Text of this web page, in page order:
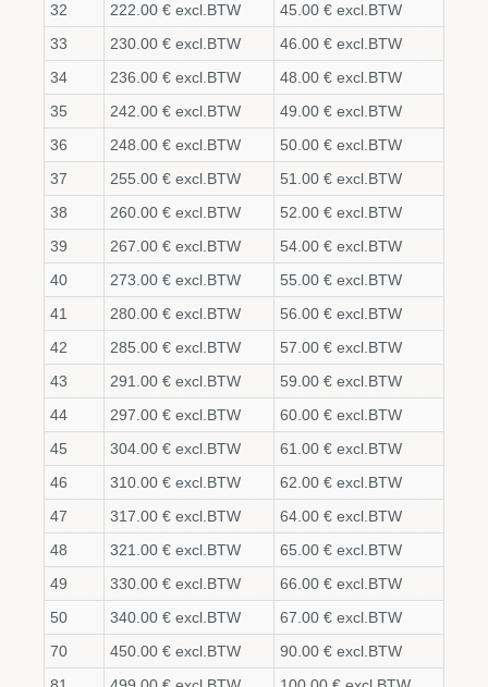
32
222.00 € excl.BTW
45.00 € excl.BTW
33
230.00 € excl.BTW
46.00 € excl.BTW
34
236.00 € excl.BTW
48.00 € excl.BTW
35
242.00 € excl.BTW
49.00 € excl.BTW
36
248.00 € excl.BTW
50.00 € excl.BTW
37
255.00 € excl.BTW
51.00 € excl.BTW
38
260.00 € excl.BTW
52.00 € excl.BTW
39
267.00 € excl.BTW
54.00 € excl.BTW
40
273.00 € excl.BTW
55.00 € excl.BTW
41
280.00 € excl.BTW
56.00 € excl.BTW
42
285.00 € excl.BTW
57.00 € excl.BTW
43
291.00 € excl.BTW
59.00 € excl.BTW
44
297.00 € excl.BTW
60.00 € excl.BTW
45
304.00 € excl.BTW
61.00 € excl.BTW
46
310.00 € excl.BTW
62.00 € excl.BTW
47
317.00 € excl.BTW
64.00 € excl.BTW
48
321.00 € excl.BTW
65.00 € excl.BTW
49
330.00 € excl.BTW
66.00 € excl.BTW
50
340.00 € excl.BTW
67.00 € excl.BTW
70
450.00 € excl.BTW
90.00 € excl.BTW